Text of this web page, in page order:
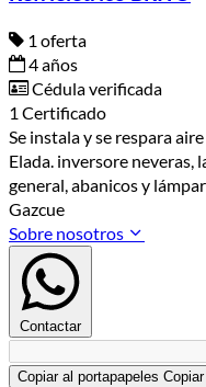
1 oferta
4 años
Cédula verificada
1 Certificado
Se instala y se respara
Elada. inversore neveras,
general, abanicos y
Gazcue
Sobre nosotros
Contactar
Copiar al portapapeles Copiar